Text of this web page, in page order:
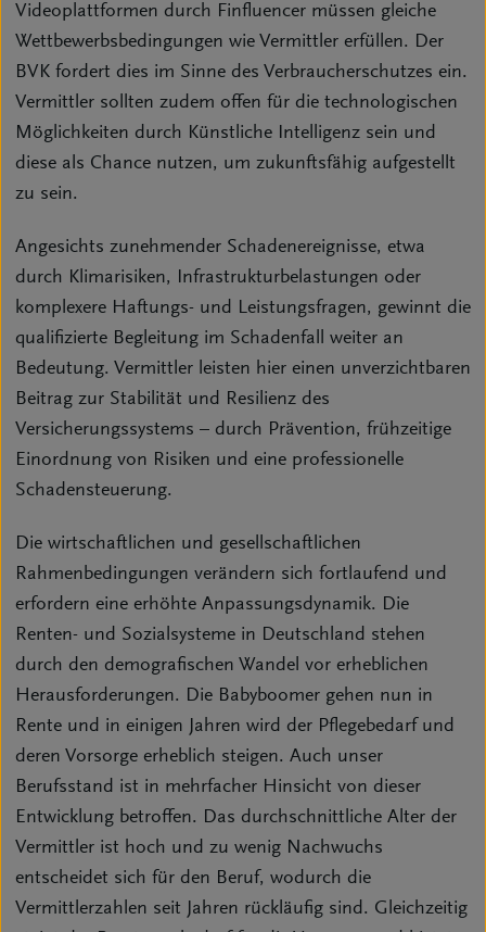
Videoplattformen durch Finfluencer müssen gleiche
Wettbewerbsbedingungen wie Vermittler erfüllen. Der
BVK fordert dies im Sinne des Verbraucherschutzes ein.
Vermittler sollten zudem offen für die technologischen
Möglichkeiten durch Künstliche Intelligenz sein und
diese als Chance nutzen, um zukunftsfähig aufgestellt
zu sein.
Angesichts zunehmender Schadenereignisse, etwa
durch Klimarisiken, Infrastrukturbelastungen oder
komplexere Haftungs- und Leistungsfragen, gewinnt die
qualifizierte Begleitung im Schadenfall weiter an
Bedeutung. Vermittler leisten hier einen unverzichtbaren
Beitrag zur Stabilität und Resilienz des
Versicherungssystems – durch Prävention, frühzeitige
Einordnung von Risiken und eine professionelle
Schadensteuerung.
Die wirtschaftlichen und gesellschaftlichen
Rahmenbedingungen verändern sich fortlaufend und
erfordern eine erhöhte Anpassungsdynamik. Die
Renten- und Sozialsysteme in Deutschland stehen
durch den demografischen Wandel vor erheblichen
Herausforderungen. Die Babyboomer gehen nun in
Rente und in einigen Jahren wird der Pflegebedarf und
deren Vorsorge erheblich steigen. Auch unser
Berufsstand ist in mehrfacher Hinsicht von dieser
Entwicklung betroffen. Das durchschnittliche Alter der
Vermittler ist hoch und zu wenig Nachwuchs
entscheidet sich für den Beruf, wodurch die
Vermittlerzahlen seit Jahren rückläufig sind. Gleichzeitig